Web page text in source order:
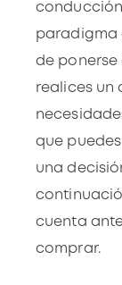
paradigma
de ponerse
realices un
que
una
cuenta
comprar.